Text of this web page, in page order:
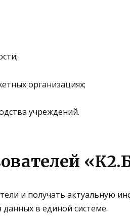
организациях;
учреждений.
и получать актуальную
в единой системе.